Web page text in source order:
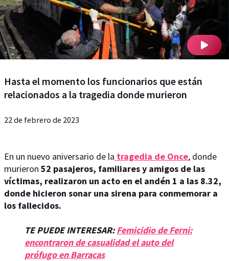
Hasta el momento los funcionarios que están
relacionados a la tragedia donde murieron
22 de febrero de 2023
En un nuevo aniversario de la tragedia de Once, donde
murieron 52 pasajeros, familiares y amigos de las
víctimas, realizaron un acto en el andén 1 a las 8.32,
donde hicieron sonar una sirena para conmemorar a
los fallecidos.
TE PUEDE INTERESAR:Femicidio de Ferni:
encontraron de casualidad el auto del
prófugo en Barracas